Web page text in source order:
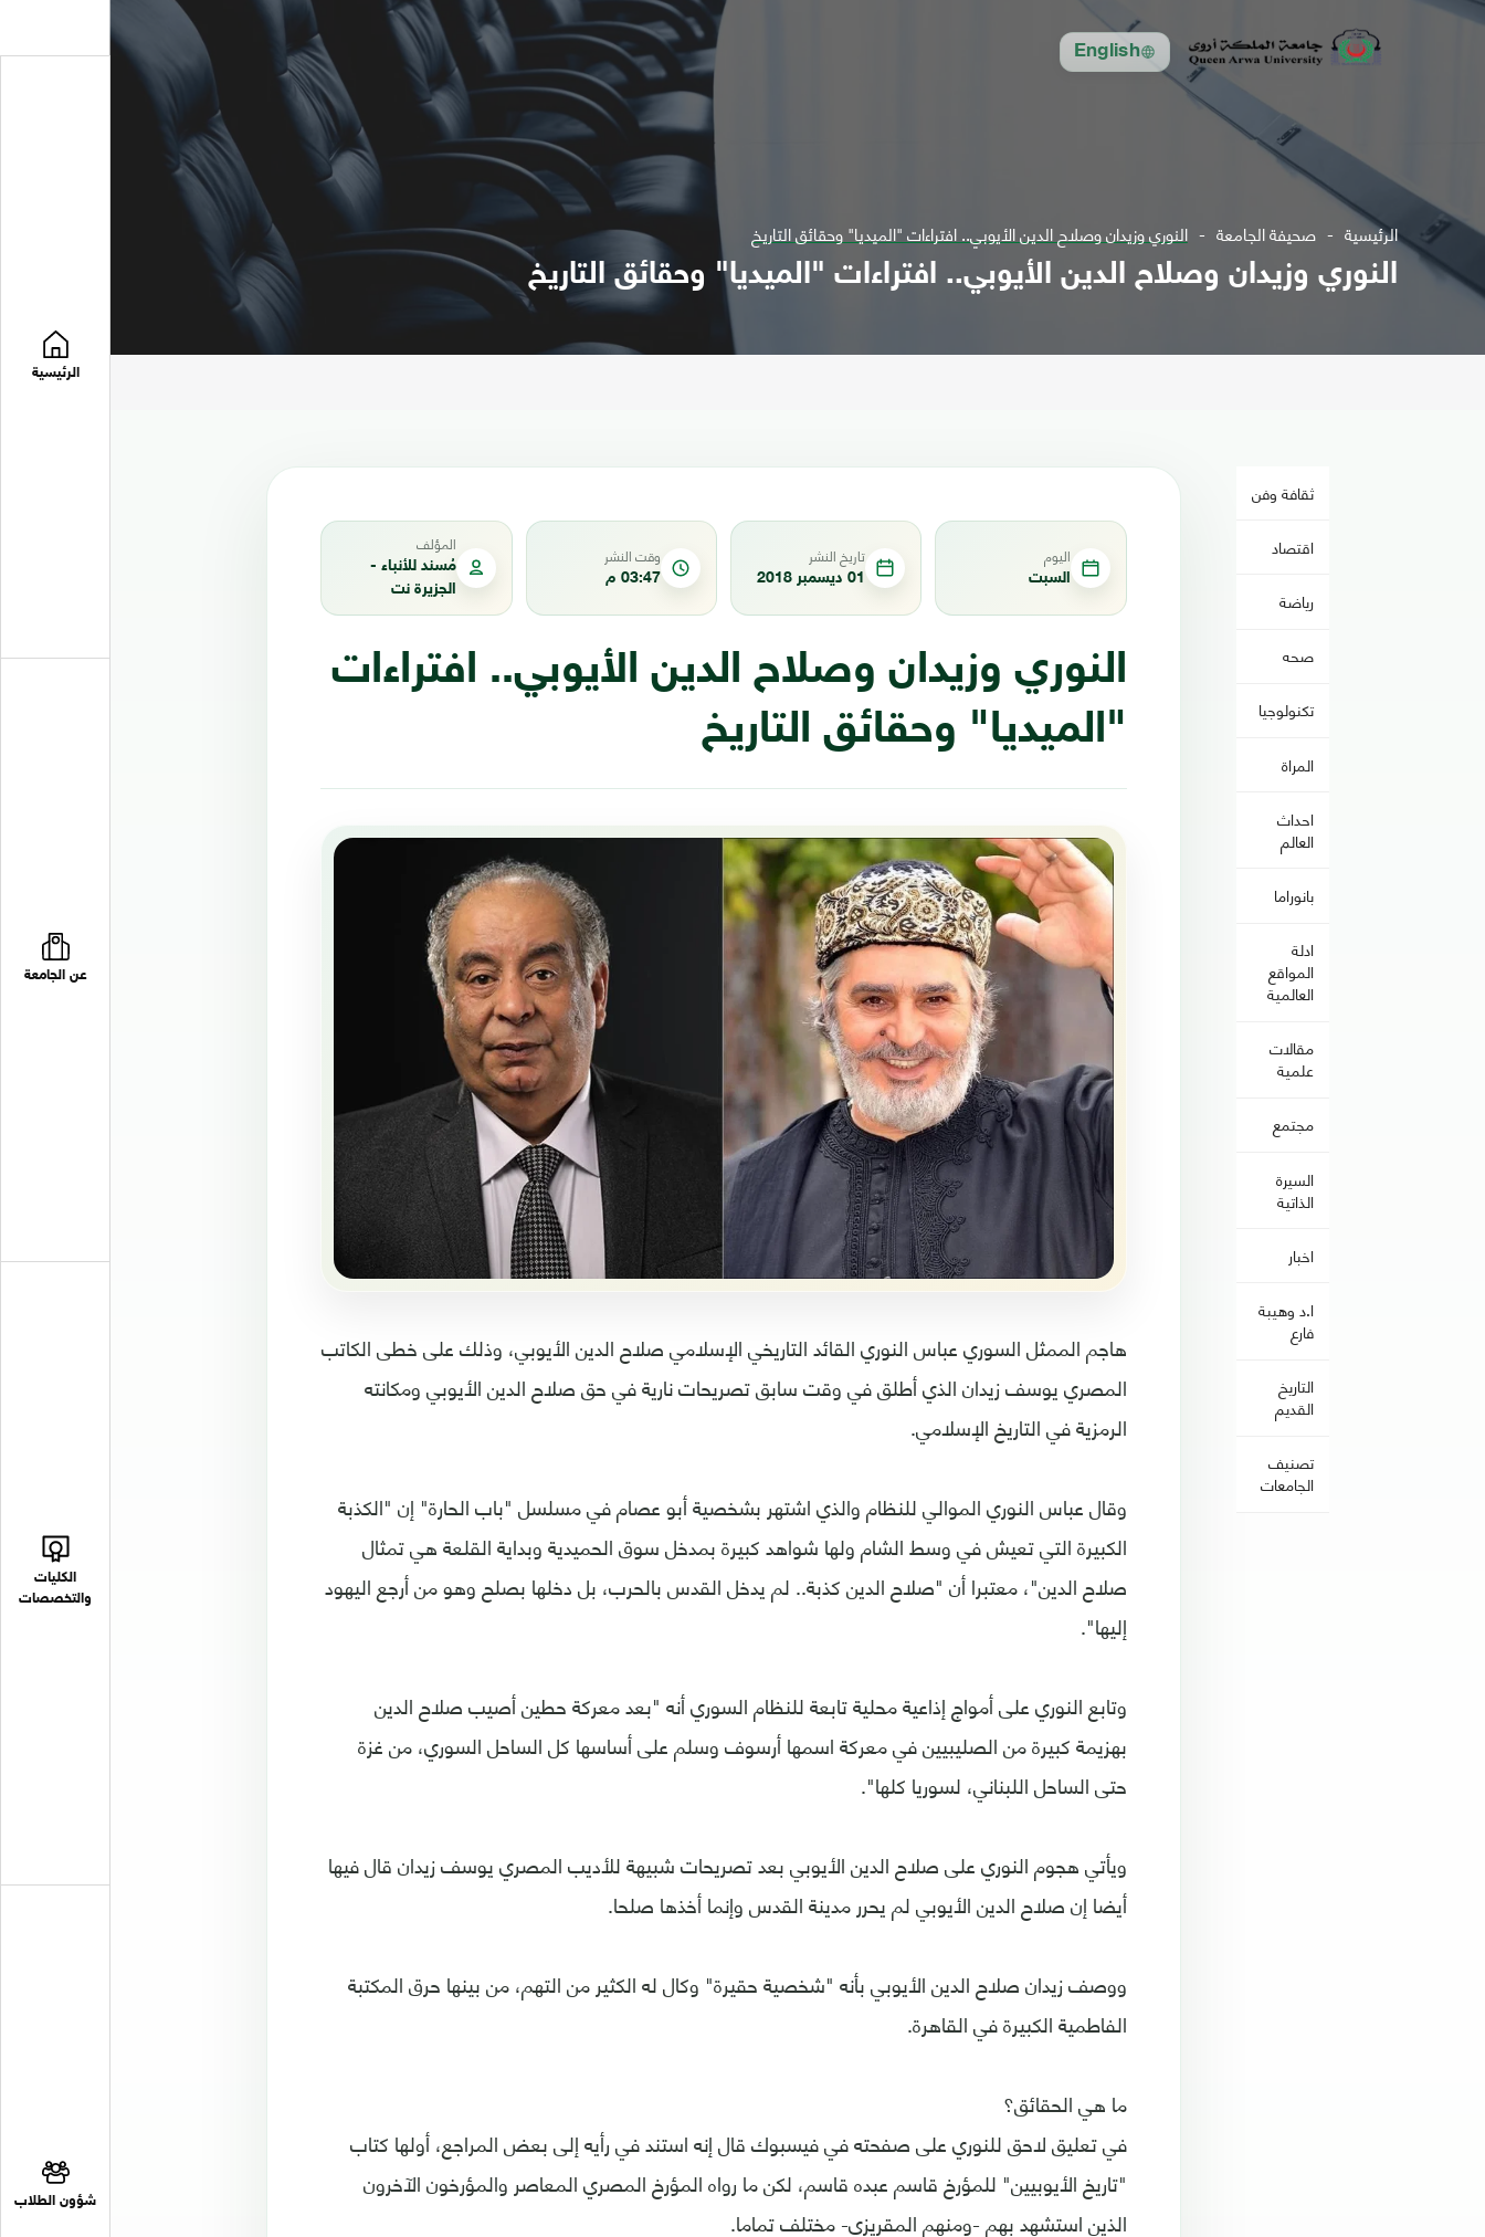
English
الرئيسية
عن الجامعة
الكليات
والتخصصات
شؤون الطلاب
الرئيسية صحيفة الجامعة النوري وزيدان وصلاح الدين الأيوبي.. افتراءات "الميديا" وحقائق التاريخ
النوري وزيدان وصلاح الدين الأيوبي.. افتراءات "الميديا" وحقائق التاريخ
ثقافة وفن
اقتصاد
رياضة
صحه
تكنولوجيا
المراة
احداث
العالم
بانوراما
ادلة
المواقع
العالمية
مقالات
علمية
مجتمع
السيرة
الذاتية
اخبار
ا.د وهيبة
فارع
التاريخ
القديم
تصنيف
الجامعات
اليوم
السبت
تاريخ النشر
01 ديسمبر 2018
وقت النشر
03:47 م
المؤلف
مُسند للأنباء -
الجزيرة نت
النوري وزيدان وصلاح الدين الأيوبي.. افتراءات
"الميديا" وحقائق التاريخ
هاجم الممثل السوري عباس النوري القائد التاريخي الإسلامي صلاح الدين الأيوبي، وذلك على خطى الكاتب
المصري يوسف زيدان الذي أطلق في وقت سابق تصريحات نارية في حق صلاح الدين الأيوبي ومكانته
الرمزية في التاريخ الإسلامي.
وقال عباس النوري الموالي للنظام والذي اشتهر بشخصية أبو عصام في مسلسل "باب الحارة" إن "الكذبة
الكبيرة التي تعيش في وسط الشام ولها شواهد كبيرة بمدخل سوق الحميدية وبداية القلعة هي تمثال
صلاح الدين"، معتبرا أن "صلاح الدين كذبة.. لم يدخل القدس بالحرب، بل دخلها بصلح وهو من أرجع اليهود
إليها".
وتابع النوري على أمواج إذاعية محلية تابعة للنظام السوري أنه "بعد معركة حطين أصيب صلاح الدين
بهزيمة كبيرة من الصليبيين في معركة اسمها أرسوف وسلم على أساسها كل الساحل السوري، من غزة
حتى الساحل اللبناني، لسوريا كلها".
ويأتي هجوم النوري على صلاح الدين الأيوبي بعد تصريحات شبيهة للأديب المصري يوسف زيدان قال فيها
أيضا إن صلاح الدين الأيوبي لم يحرر مدينة القدس وإنما أخذها صلحا.
ووصف زيدان صلاح الدين الأيوبي بأنه "شخصية حقيرة" وكال له الكثير من التهم، من بينها حرق المكتبة
الفاطمية الكبيرة في القاهرة.
ما هي الحقائق؟
في تعليق لاحق للنوري على صفحته في فيسبوك قال إنه استند في رأيه إلى بعض المراجع، أولها كتاب
"تاريخ الأيوبيين" للمؤرخ قاسم عبده قاسم، لكن ما رواه المؤرخ المصري المعاصر والمؤرخون الآخرون
الذين استشهد بهم -ومنهم المقريزي- مختلف تماما.